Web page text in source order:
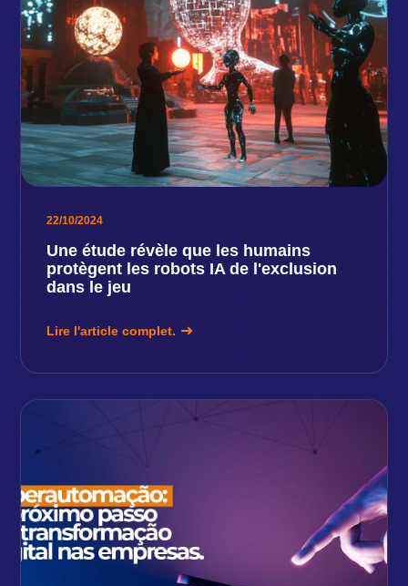
22/10/2024
Une étude révèle que les humains
protègent les robots IA de l'exclusion
dans le jeu
Lire l'article complet.